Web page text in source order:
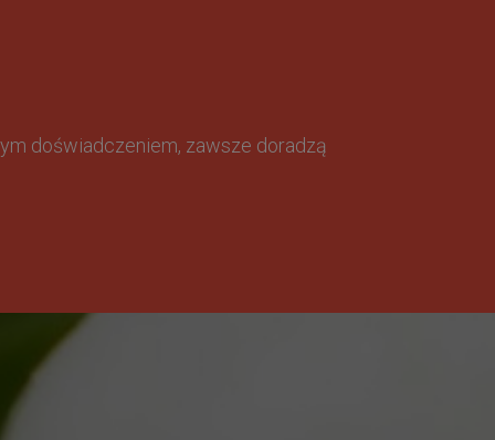
doświadczeniem, zawsze doradzą